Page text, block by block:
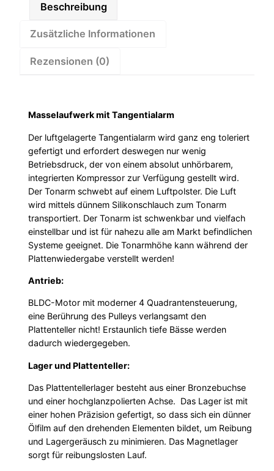
Menge
Beschreibung
Zusätzliche Informationen
Rezensionen (0)
Masselaufwerk mit Tangentialarm
Der luftgelagerte Tangentialarm wird ganz eng toleriert
gefertigt und erfordert deswegen nur wenig
Betriebsdruck, der von einem absolut unhörbarem,
integrierten Kompressor zur Verfügung gestellt wird.
Der Tonarm schwebt auf einem Luftpolster. Die Luft
wird mittels dünnem Silikonschlauch zum Tonarm
transportiert. Der Tonarm ist schwenkbar und vielfach
einstellbar und ist für nahezu alle am Markt befindlichen
Systeme geeignet. Die Tonarmhöhe kann während der
Plattenwiedergabe verstellt werden!
Antrieb:
BLDC-Motor mit moderner 4 Quadrantensteuerung,
eine Berührung des Pulleys verlangsamt den
Plattenteller nicht! Erstaunlich tiefe Bässe werden
dadurch wiedergegeben.
Lager und Plattenteller:
Das Plattentellerlager besteht aus einer Bronzebuchse
und einer hochglanzpolierten Achse. Das Lager ist mit
einer hohen Präzision gefertigt, so dass sich ein dünner
Ölfilm auf den drehenden Elementen bildet, um Reibung
und Lagergeräusch zu minimieren. Das Magnetlager
sorgt für reibungslosten Lauf.